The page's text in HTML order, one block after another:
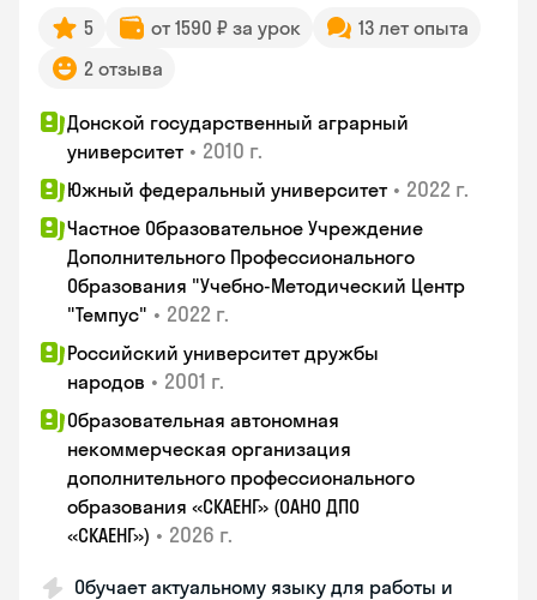
5 от 1590 ₽ за урок
13 лет опыта
2 отзыва
Донской государственный аграрный
университет • 2010 г.
Южный федеральный университет • 2022 г.
Частное Образовательное Учреждение
Дополнительного Профессионального
Образования "Учебно-Методический Центр
"Темпус" • 2022 г.
Российский университет дружбы
народов • 2001 г.
Образовательная автономная
некоммерческая организация
дополнительного профессионального
образования «СКАЕНГ» (ОАНО ДПО
«СКАЕНГ») • 2026 г.
Обучает актуальному языку для работы и